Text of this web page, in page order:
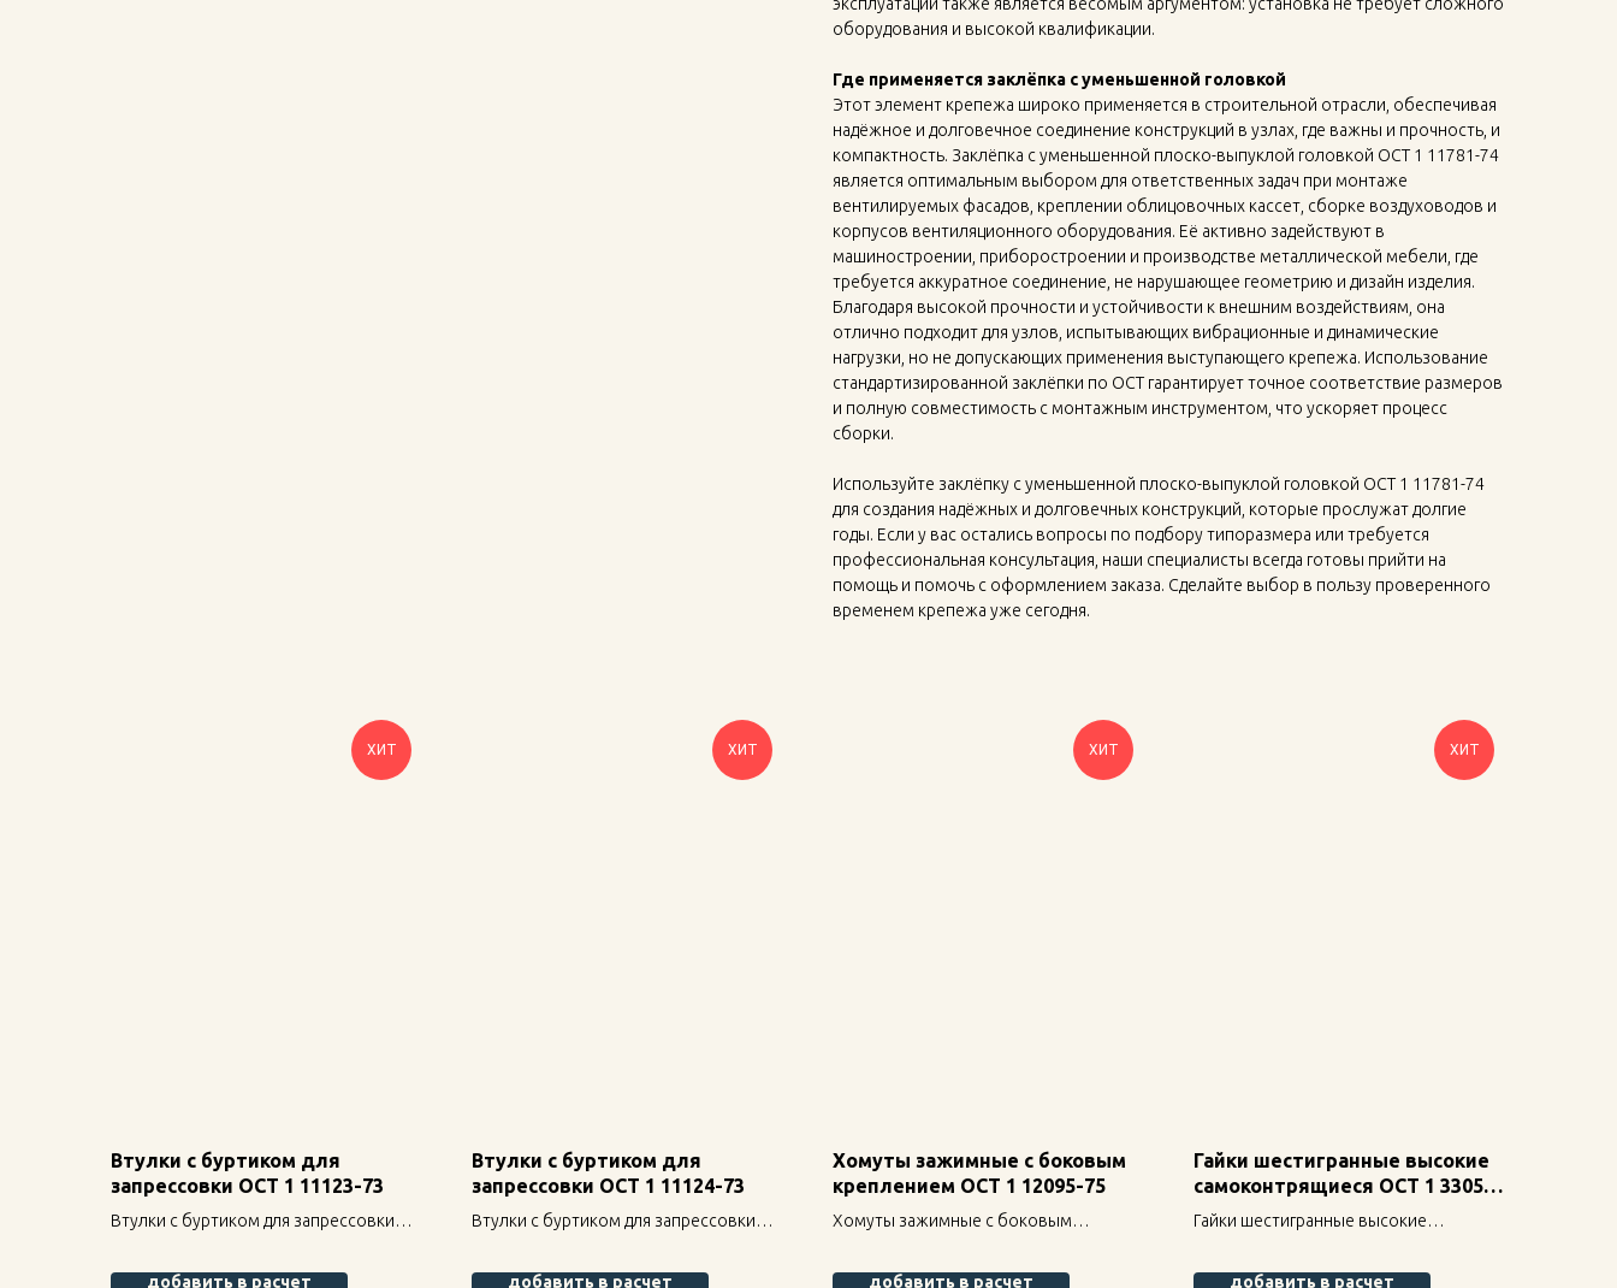
эксплуатации также является весомым аргументом: установка не требует сложного
оборудования и высокой квалификации.
Где применяется заклёпка с уменьшенной головкой
Этот элемент крепежа широко применяется в строительной отрасли, обеспечивая
надёжное и долговечное соединение конструкций в узлах, где важны и прочность, и
компактность. Заклёпка с уменьшенной плоско-выпуклой головкой ОСТ 1 11781-74
является оптимальным выбором для ответственных задач при монтаже
вентилируемых фасадов, креплении облицовочных кассет, сборке воздуховодов и
корпусов вентиляционного оборудования. Её активно задействуют в
машиностроении, приборостроении и производстве металлической мебели, где
требуется аккуратное соединение, не нарушающее геометрию и дизайн изделия.
Благодаря высокой прочности и устойчивости к внешним воздействиям, она
отлично подходит для узлов, испытывающих вибрационные и динамические
нагрузки, но не допускающих применения выступающего крепежа. Использование
стандартизированной заклёпки по ОСТ гарантирует точное соответствие размеров
и полную совместимость с монтажным инструментом, что ускоряет процесс
сборки.
Используйте заклёпку с уменьшенной плоско-выпуклой головкой ОСТ 1 11781-74
для создания надёжных и долговечных конструкций, которые прослужат долгие
годы. Если у вас остались вопросы по подбору типоразмера или требуется
профессиональная консультация, наши специалисты всегда готовы прийти на
помощь и помочь с оформлением заказа. Сделайте выбор в пользу проверенного
временем крепежа уже сегодня.
ХИТ
Втулки с буртиком для
запрессовки ОСТ 1 11123-73
Втулки с буртиком для запрессовки
крепление для строительных
добавить в расчет
ХИТ
Втулки с буртиком для
запрессовки ОСТ 1 11124-73
Втулки с буртиком для запрессовки
крепление для строительных
добавить в расчет
ХИТ
Хомуты зажимные с боковым
креплением ОСТ 1 12095-75
Хомуты зажимные с боковым
надежное крепление для
добавить в расчет
ХИТ
Гайки шестигранные высокие
самоконтрящиеся ОСТ 1 33055-
80
Гайки шестигранные высокие
надежное крепление для
добавить в расчет